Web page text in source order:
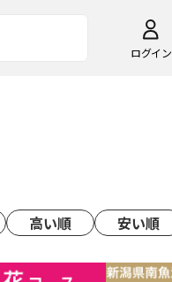
ログイン
高い順 安い順